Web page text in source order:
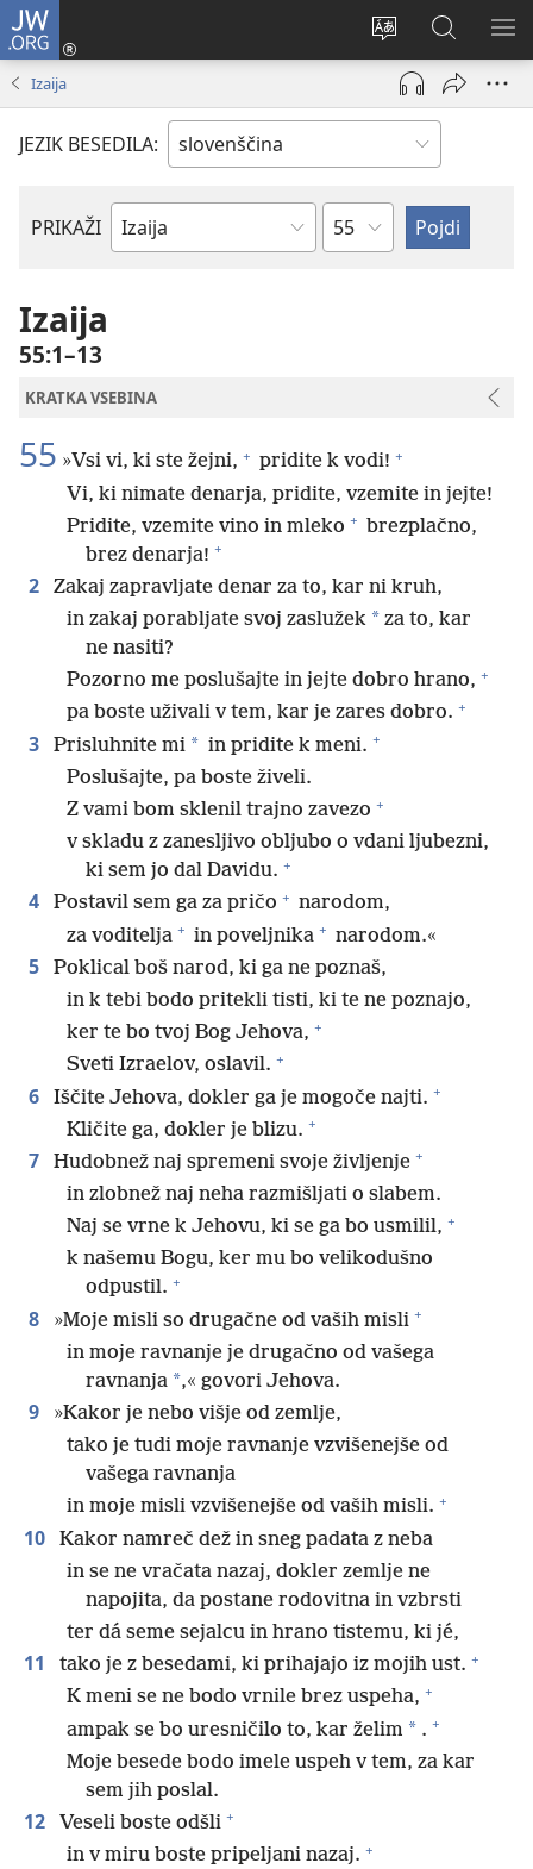
JW.ORG
Spremeni
jezik
spletnega
mesta
Prijava
(odpre
okno)
Iskanje
po
JW.ORG
Izaija
JEZIK BESEDILA:
PRIKAŽI
Po
Poglavje
Izaija
55:1–13
KRATKA VSEBINA
55 »Vsi vi, ki ste žejni, + pridite k vodi! +
Vi, ki nimate denarja, pridite, vzemite in jejte!
Pridite, vzemite vino in mleko + brezplačno,
brez denarja! +
2
Zakaj zapravljate denar za to, kar ni kruh,
in zakaj porabljate svoj zaslužek * za to, kar
ne nasiti?
Pozorno me poslušajte in jejte dobro hrano, +
pa boste uživali v tem, kar je zares dobro. +
3 Prisluhnite mi * in pridite k meni. +
Poslušajte, pa boste živeli.
Z vami bom sklenil trajno zavezo +
v skladu z zanesljivo obljubo o vdani ljubezni,
ki sem jo dal Davidu. +
4 Postavil sem ga za pričo + narodom,
za voditelja + in poveljnika + narodom.«
5
Poklical boš narod, ki ga ne poznaš,
in k tebi bodo pritekli tisti, ki te ne poznajo,
ker te bo tvoj Bog Jehova, +
Sveti Izraelov, oslavil. +
6 Iščite Jehova, dokler ga je mogoče najti. +
Kličite ga, dokler je blizu. +
7 Hudobnež naj spremeni svoje življenje +
in zlobnež naj neha razmišljati o slabem.
Naj se vrne k Jehovu, ki se ga bo usmilil, +
k našemu Bogu, ker mu bo velikodušno
odpustil. +
8 »Moje misli so drugačne od vaših misli +
in moje ravnanje je drugačno od vašega
ravnanja *,« govori Jehova.
9
»Kakor je nebo višje od zemlje,
tako je tudi moje ravnanje vzvišenejše od
vašega ravnanja
in moje misli vzvišenejše od vaših misli. +
10
Kakor namreč dež in sneg padata z neba
in se ne vračata nazaj, dokler zemlje ne
napojita, da postane rodovitna in vzbrsti
ter dá seme sejalcu in hrano tistemu, ki jé,
11 tako je z besedami, ki prihajajo iz mojih ust. +
K meni se ne bodo vrnile brez uspeha, +
ampak se bo uresničilo to, kar želim * . +
Moje besede bodo imele uspeh v tem, za kar
sem jih poslal.
12 Veseli boste odšli +
in v miru boste pripeljani nazaj. +